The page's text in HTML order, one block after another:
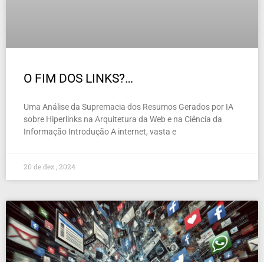
O FIM DOS LINKS?…
Uma Análise da Supremacia dos Resumos Gerados por IA
sobre Hiperlinks na Arquitetura da Web e na Ciência da
Informação Introdução A internet, vasta e
20 de dez , 2024